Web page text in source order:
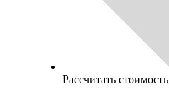
Рассчитать стоимость